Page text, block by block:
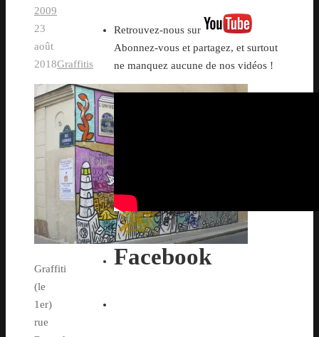
2009
23
août
2018Graffitis
Graffiti
(le
1er)
rue
Retrouvez-nous sur
Abonnez-vous et partagez, et surtout
ne manquez aucune de nos vidéos !
Facebook